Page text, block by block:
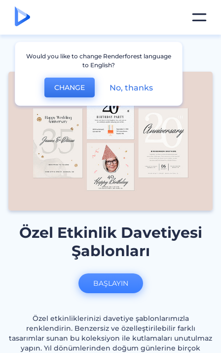
Özel Etkinlik Davetiyesi
Şablonları
Özel etkinliklerinizi davetiye şablonlarımızla
renklendirin. Benzersiz ve özelleştirilebilir farklı
tasarımlar sunan bu koleksiyon ile kutlamaları unutulmaz
yapın. Yıl dönümlerinden doğum günlerine birçok
BAŞLAYIN
Would you like to change Renderforest language
to English?
CHANGE No, thanks